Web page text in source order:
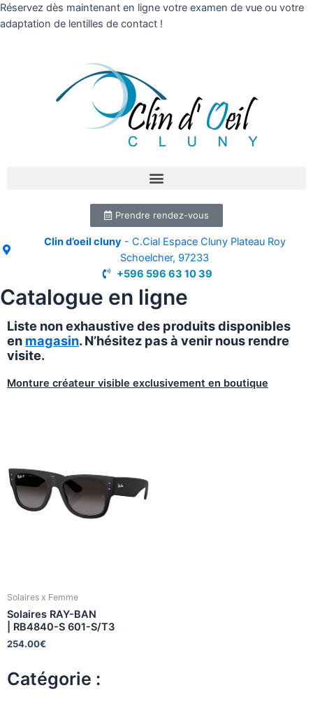
Réservez dès maintenant en ligne votre examen de vue ou votre
adaptation de lentilles de contact !
Prendre rendez-vous
Clin d’oeil cluny- C.Cial Espace Cluny Plateau Roy
Schoelcher, 97233
+596 596 63 10 39
Catalogue en ligne
Liste non exhaustive des produits disponibles
en magasin. N’hésitez pas à venir nous rendre
visite.
Monture créateur visible exclusivement en boutique
Solaires x Femme
Solaires RAY-BAN
| RB4840-S 601-S/T3
254.00€
Catégorie :